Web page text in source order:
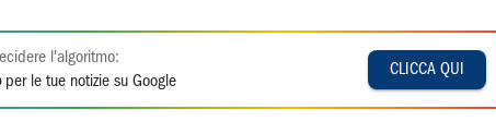
l'algoritmo:
per le tue notizie su Google
CLICCA QUI